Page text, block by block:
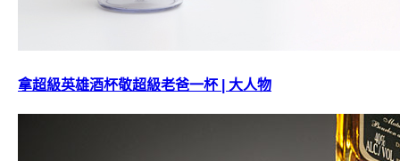
拿超級英雄酒杯敬超級老爸一杯 | 大人物